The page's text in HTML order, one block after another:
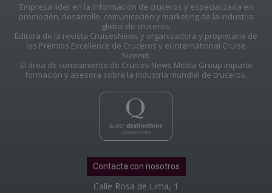
Empresa líder en la información de cruceros y especializada en
promoción, desarrollo, comunicación y marketing de la industria
global de cruceros.
Editora de la revista CruisesNews y organizadora y propietaria de
los Premios Excellence de Cruceros y el International Cruise
Summit.
El área de conocimiento de Cruises News Media Group imparte
formación y asesora sobre la industria mundial de cruceros.
Contacta con nosotros
Calle Rosa de Lima, 1